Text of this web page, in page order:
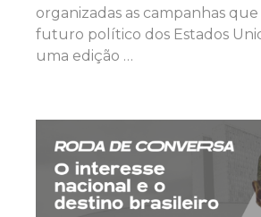
organizadas as campanhas
futuro político dos Estados
uma edição …